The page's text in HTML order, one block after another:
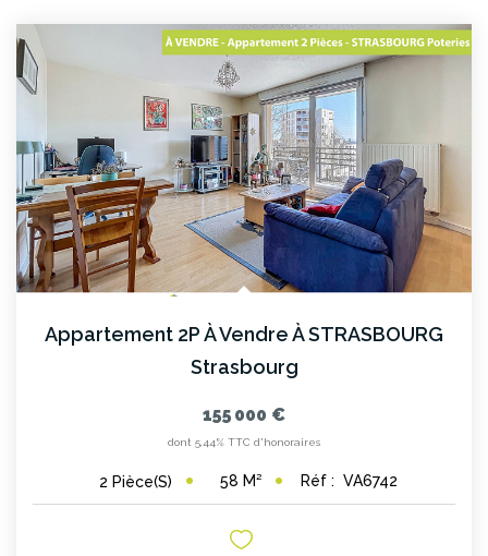
Appartement 2P À Vendre À STRASBOURG
Strasbourg
155 000 €
dont 5,44% TTC d'honoraires
2 Pièce(s) 58 M² Réf : VA6742